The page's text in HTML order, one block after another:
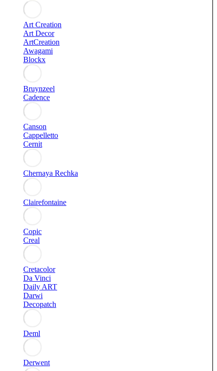
Art Creation
Art Decor
ArtCreation
Awagami
Blockx
Bruynzeel
Cadence
Canson
Cappelletto
Cernit
Chernaya Rechka
Clairefontaine
Copic
Creal
Cretacolor
Da Vinci
Daily ART
Darwi
Decopatch
Deml
Derwent